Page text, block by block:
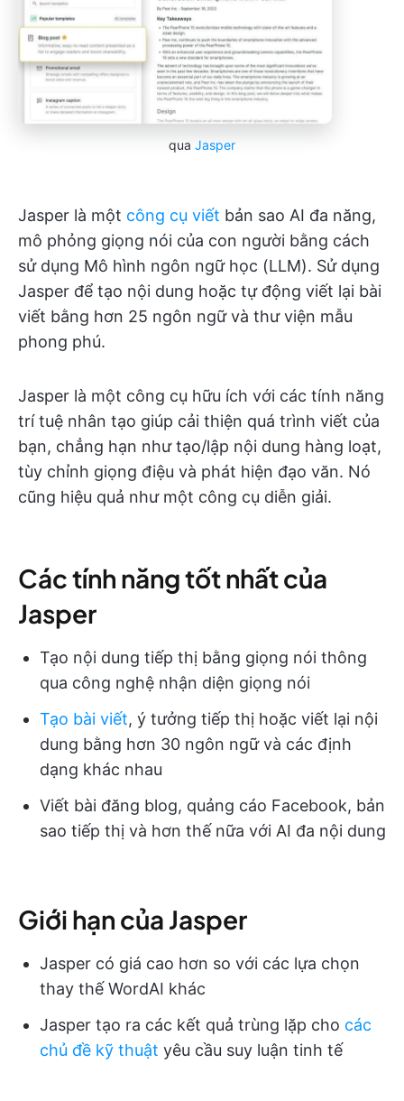
qua Jasper
Jasper là một công cụ viết bản sao AI đa năng,
mô phỏng giọng nói của con người bằng cách
sử dụng Mô hình ngôn ngữ học (LLM). Sử dụng
Jasper để tạo nội dung hoặc tự động viết lại bài
viết bằng hơn 25 ngôn ngữ và thư viện mẫu
phong phú.
Jasper là một công cụ hữu ích với các tính năng
trí tuệ nhân tạo giúp cải thiện quá trình viết của
bạn, chẳng hạn như tạo/lập nội dung hàng loạt,
tùy chỉnh giọng điệu và phát hiện đạo văn. Nó
cũng hiệu quả như một công cụ diễn giải.
Các tính năng tốt nhất của
Jasper
Tạo nội dung tiếp thị bằng giọng nói thông
qua công nghệ nhận diện giọng nói
Tạo bài viết, ý tưởng tiếp thị hoặc viết lại nội
dung bằng hơn 30 ngôn ngữ và các định
dạng khác nhau
Viết bài đăng blog, quảng cáo Facebook, bản
sao tiếp thị và hơn thế nữa với AI đa nội dung
Giới hạn của Jasper
Jasper có giá cao hơn so với các lựa chọn
thay thế WordAI khác
Jasper tạo ra các kết quả trùng lặp cho các
chủ đề kỹ thuật yêu cầu suy luận tinh tế